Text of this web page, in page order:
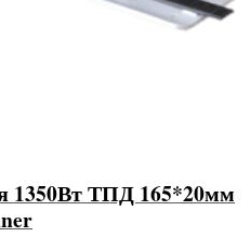
1350Вт ТПД 165*20мм